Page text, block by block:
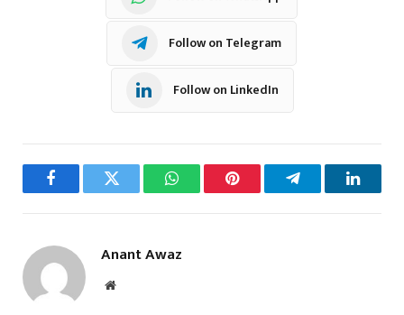
Follow on Telegram
Follow on LinkedIn
FacebookTwitter WhatsAppPinterest Telegram
Anant Awaz
Website